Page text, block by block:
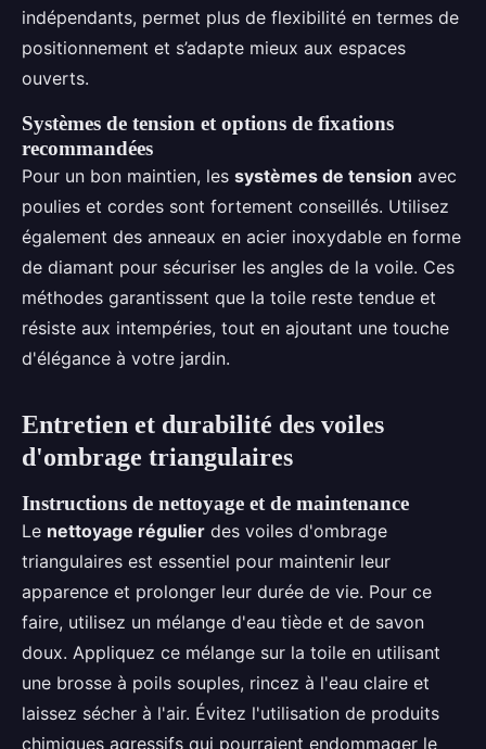
indépendants, permet plus de flexibilité en termes de
positionnement et s’adapte mieux aux espaces
ouverts.
Systèmes de tension et options de fixations
recommandées
Pour un bon maintien, les systèmes de tension avec
poulies et cordes sont fortement conseillés. Utilisez
également des anneaux en acier inoxydable en forme
de diamant pour sécuriser les angles de la voile. Ces
méthodes garantissent que la toile reste tendue et
résiste aux intempéries, tout en ajoutant une touche
d'élégance à votre jardin.
Entretien et durabilité des voiles
d'ombrage triangulaires
Instructions de nettoyage et de maintenance
Le nettoyage régulier des voiles d'ombrage
triangulaires est essentiel pour maintenir leur
apparence et prolonger leur durée de vie. Pour ce
faire, utilisez un mélange d'eau tiède et de savon
doux. Appliquez ce mélange sur la toile en utilisant
une brosse à poils souples, rincez à l'eau claire et
laissez sécher à l'air. Évitez l'utilisation de produits
chimiques agressifs qui pourraient endommager le